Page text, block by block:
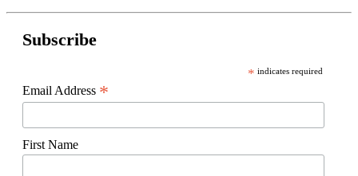
Subscribe
* indicates required
Email Address *
First Name